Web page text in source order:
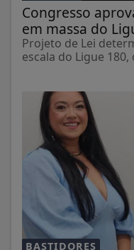
Congresso
em massa do
Projeto de Lei
escala do Ligue 180,
BASTIDORES